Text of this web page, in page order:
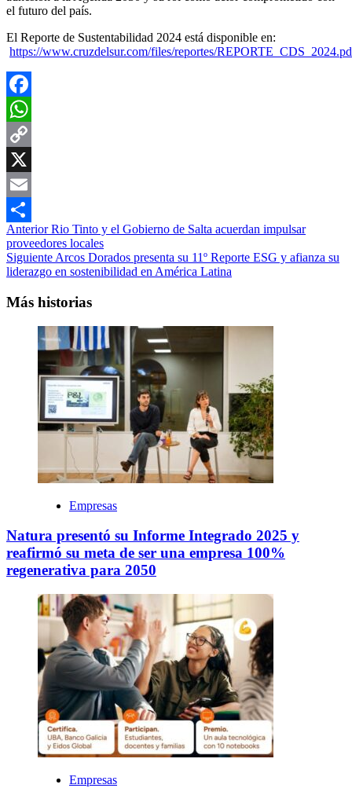
el futuro del país.
El Reporte de Sustentabilidad 2024 está disponible en:
https://www.cruzdelsur.com/files/reportes/
Facebook
WhatsApp
Copy
Link
X
Email
Compartir
Navegación
de
entradas
AnteriorRio Tinto y el Gobierno de Salta acuerdan impulsar
proveedores locales
Siguiente Arcos Dorados presenta su 11º Reporte ESG y afianza su
liderazgo en sostenibilidad en América Latina
Más historias
Empresas
Natura presentó su Informe Integrado 2025 y
reafirmó su meta de ser una empresa 100%
regenerativa para 2050
Empresas